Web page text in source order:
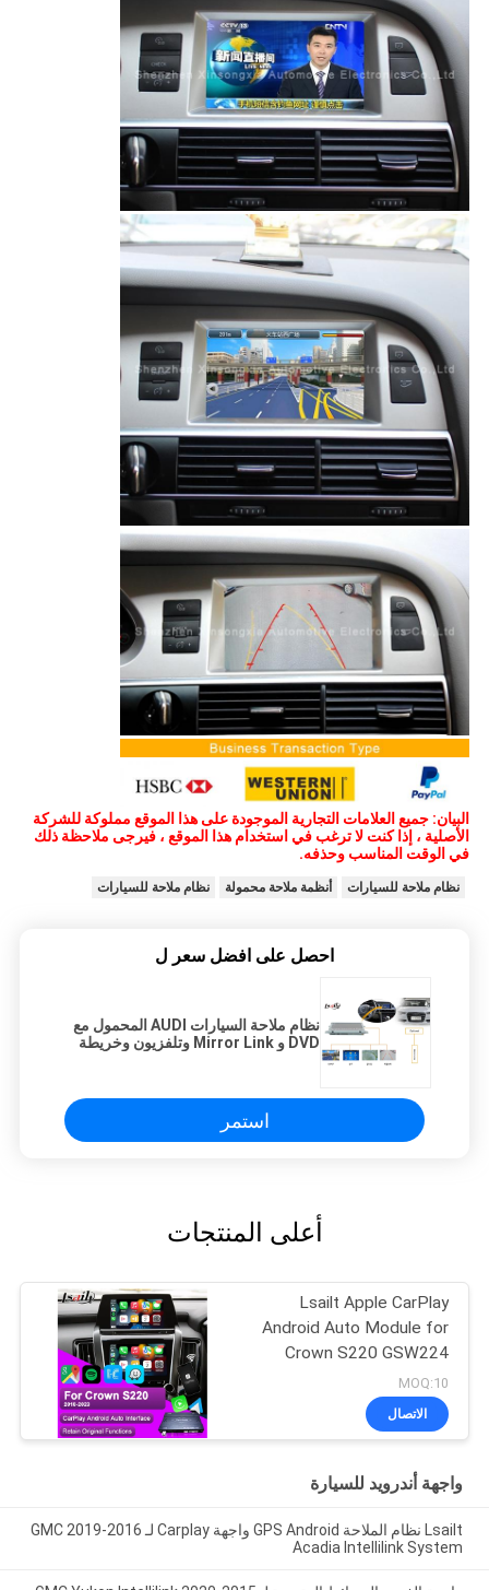
البيان: جميع العلامات التجارية الموجودة على هذا الموقع مملوكة للشركة
الأصلية ، إذا كنت لا ترغب في استخدام هذا الموقع ، فيرجى ملاحظة ذلك
في الوقت المناسب وحذفه.
نظام ملاحة للسيارات أنظمة ملاحة محمولة نظام ملاحة للسيارات
احصل على افضل سعر ل
نظام ملاحة السيارات AUDI المحمول مع
DVD و Mirror Link وتلفزيون وخريطة
استمر
أعلى المنتجات
Lsailt Apple CarPlay
Android Auto Module for
Crown S220 GSW224
الهاتف المحمول المرآة،
الكاميرا العكسية
MOQ:10
الاتصال
واجهة أندرويد للسيارة
Lsailt نظام الملاحة GPS Android واجهة Carplay لـ 2016-2019 GMC
Acadia Intellilink System